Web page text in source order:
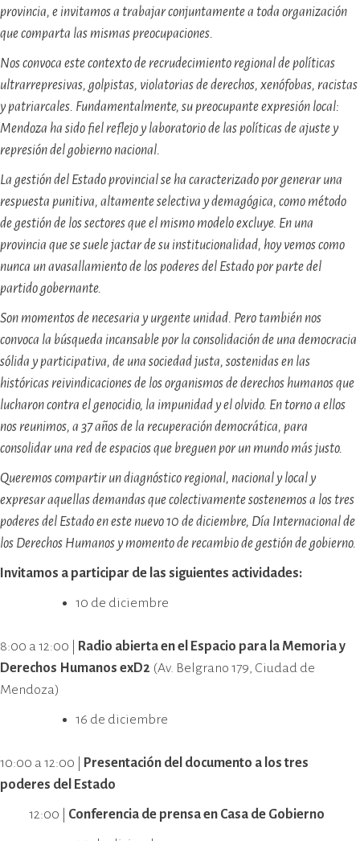
provincia, e invitamos a trabajar conjuntamente a toda organización
que comparta las mismas preocupaciones.
Nos convoca este contexto de recrudecimiento regional de políticas
ultrarrepresivas, golpistas, violatorias de derechos, xenófobas, racistas
y patriarcales. Fundamentalmente, su preocupante expresión local:
Mendoza ha sido fiel reflejo y laboratorio de las políticas de ajuste y
represión del gobierno nacional.
La gestión del Estado provincial se ha caracterizado por generar una
respuesta punitiva, altamente selectiva y demagógica, como método
de gestión de los sectores que el mismo modelo excluye. En una
provincia que se suele jactar de su institucionalidad, hoy vemos como
nunca un avasallamiento de los poderes del Estado por parte del
partido gobernante.
Son momentos de necesaria y urgente unidad. Pero también nos
convoca la búsqueda incansable por la consolidación de una democracia
sólida y participativa, de una sociedad justa, sostenidas en las
históricas reivindicaciones de los organismos de derechos humanos que
lucharon contra el genocidio, la impunidad y el olvido. En torno a ellos
nos reunimos, a 37 años de la recuperación democrática, para
consolidar una red de espacios que breguen por un mundo más justo.
Queremos compartir un diagnóstico regional, nacional y local y
expresar aquellas demandas que colectivamente sostenemos a los tres
poderes del Estado en este nuevo 10 de diciembre, Día Internacional de
los Derechos Humanos y momento de recambio de gestión de gobierno.
Invitamos a participar de las siguientes actividades:
10 de diciembre
8:00 a 12:00 |
Radio abierta en el Espacio para la Memoria y
Derechos Humanos exD2 (Av. Belgrano 179, Ciudad de
Mendoza)
16 de diciembre
10:00 a 12:00 |
Presentación del documento a los tres
poderes del Estado
12:00 | Conferencia de prensa en Casa de Gobierno